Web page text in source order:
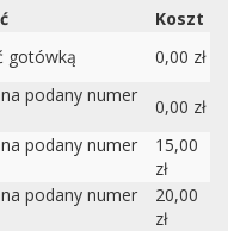
Koszt
gotówką
0,00 zł
podany numer
0,00 zł
podany numer
15,00
zł
podany numer
20,00
zł